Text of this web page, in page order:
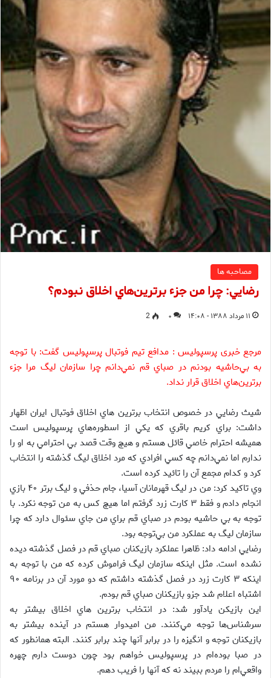
مصاحبه ها
رضايي: چرا من جزء برترين‌هاي اخلاق نبودم؟
۱۱ مرداد ۱۳۸۸ - ۱۴:۰۸ ۰ 2
مرجع خبری پرسپولیس : مدافع تيم فوتبال پرسپوليس گفت: با توجه
به بي‌حاشيه بودنم در صباي قم نمي‌دانم چرا سازمان ليگ مرا جزء
برترين‌هاي اخلاق قرار نداد.
شيث رضايي در خصوص انتخاب برترين هاي اخلاق فوتبال ايران اظهار
داشت: براي كريم باقري كه يكي از اسطوره‌هاي پرسپوليس است
هميشه احترام خاصي قائل هستم و هيچ وقت قصد بي احترامي به او را
ندارم اما نمي‌دانم چه كسي افرادي كه مرد اخلاق ليگ گذشته را انتخاب
كرد و كدام مجمع آن را تائيد كرده است.
وي تاكيد كرد: من در ليگ قهرمانان آسيا، جام حذفي و ليگ برتر ۴۰ بازي
انجام دادم و فقط ۳ كارت زرد گرفتم اما هيچ كس به من توجه نكرد. با
توجه به بي حاشيه بودم در صباي قم براي من جاي سئوال دارد كه چرا
سازمان ليگ به عملكرد من بي‌توجه بود.
رضايي ادامه داد: ظاهرا عملكرد بازيكنان صباي قم در فصل گذشته ديده
نشده است. مثل اينكه سازمان ليگ فراموش كرده كه من با توجه به
اينكه ۳ كارت زرد در فصل گذشته داشتم كه دو مورد آن در برنامه ۹۰
اشتباه اعلام شد جزو بازيكنان صباي قم بودم.
اين بازيكن يادآور شد: در انتخاب برترين هاي اخلاق بيشتر به
سرشناس‌ها توجه مي‌كنند. من اميدوار هستم در آينده بيشتر به
بازيكنان توجه و انگيزه را در برابر آنها چند برابر كنند. البته همانطور كه
در صبا بوده‌ام در پرسپوليس خواهم بود چون دوست دارم چهره
واقعي‌ام را مردم ببيند نه كه آنها را فريب دهم.